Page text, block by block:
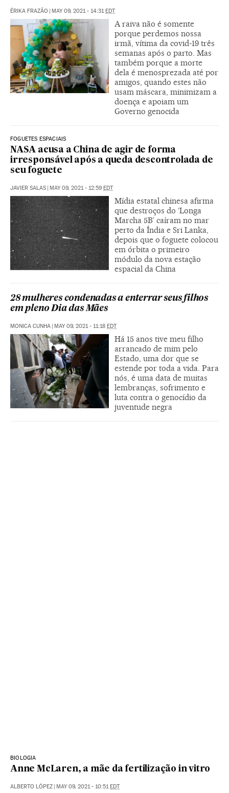
ÉRIKA FRAZÃO | MAY 09, 2021 - 14:31EDT
A raiva não é somente
porque perdemos nossa
irmã, vítima da covid-19 três
semanas após o parto. Mas
também porque a morte
dela é menosprezada até por
amigos, quando estes não
usam máscara, minimizam a
doença e apoiam um
Governo genocida
FOGUETES ESPACIAIS
NASA acusa a China de agir de forma
irresponsável após a queda descontrolada de
seu foguete
JAVIER SALAS | MAY 09, 2021 - 12:59 EDT
Mídia estatal chinesa afirma
que destroços do ‘Longa
Marcha 5B’ caíram no mar
perto da Índia e Sri Lanka,
depois que o foguete colocou
em órbita o primeiro
módulo da nova estação
espacial da China
28 mulheres condenadas a enterrar seus filhos
em pleno Dia das Mães
MONICA CUNHA | MAY 09, 2021 - 11:18 EDT
Há 15 anos tive meu filho
arrancado de mim pelo
Estado, uma dor que se
estende por toda a vida. Para
nós, é uma data de muitas
lembranças, sofrimento e
luta contra o genocídio da
juventude negra
BIOLOGIA
Anne McLaren, a mãe da fertilização in vitro
ALBERTO LÓPEZ | MAY 09, 2021 - 10:51EDT